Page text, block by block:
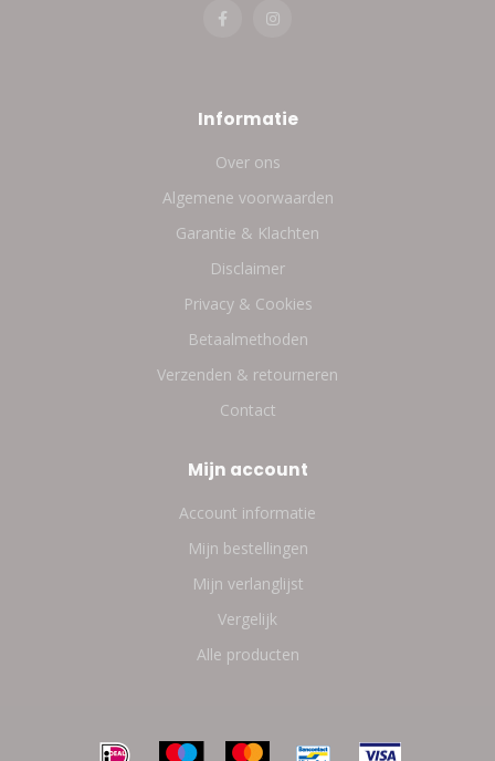
Informatie
Over ons
Algemene voorwaarden
Garantie & Klachten
Disclaimer
Privacy & Cookies
Betaalmethoden
Verzenden & retourneren
Contact
Mijn account
Account informatie
Mijn bestellingen
Mijn verlanglijst
Vergelijk
Alle producten